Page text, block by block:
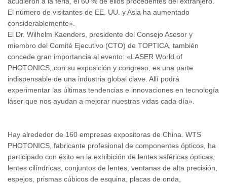
El número de visitantes de EE. UU. y Asia ha aumentado
considerablemente».
El Dr. Wilhelm Kaenders, presidente del Consejo Asesor y
miembro del Comité Ejecutivo (CTO) de TOPTICA, también
concede gran importancia al evento: «LASER World of
PHOTONICS, con su exposición y congreso, es una parte
indispensable de una industria global clave. Allí podrá
experimentar las últimas tendencias e innovaciones en tecnología
láser que nos ayudan a mejorar nuestras vidas cada día».
Hay alrededor de 160 empresas expositoras de China. WTS
PHOTONICS, fabricante profesional de componentes ópticos, ha
participado con éxito en la exhibición de lentes asféricas ópticas,
lentes cilíndricas, conjuntos de lentes, ventanas de alta precisión,
espejos, prismas cúbicos de esquina, placas de onda,